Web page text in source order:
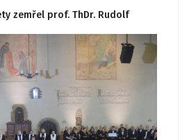
zemřel prof. ThDr. Rudolf